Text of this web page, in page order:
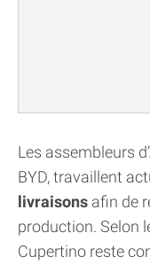
Les assembleurs
BYD, travaillent
livraisons afin de
production. Selon
Cupertino reste